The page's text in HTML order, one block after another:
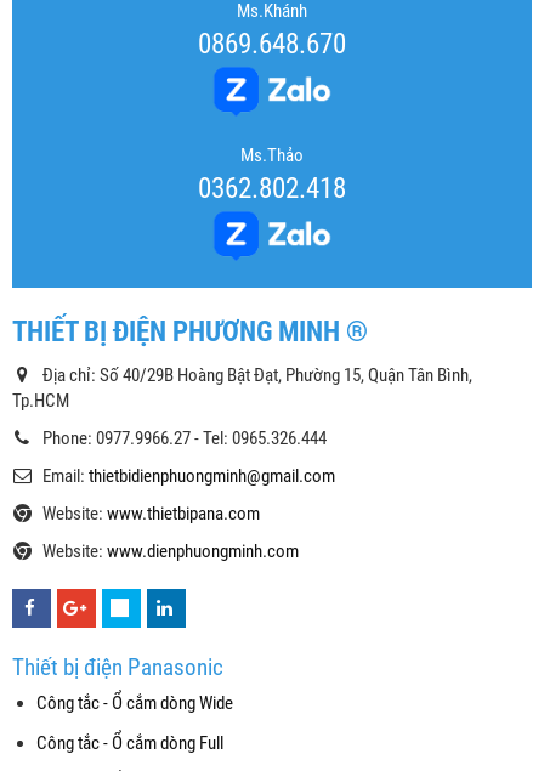
Ms.Khánh
0869.648.670
Ms.Thảo
0362.802.418
THIẾT BỊ ĐIỆN PHƯƠNG MINH ®
Địa chỉ: Số 40/29B Hoàng Bật Đạt, Phường 15, Quận Tân Bình,
Tp.HCM
Phone: 0977.9966.27 - Tel: 0965.326.444
Email: thietbidienphuongminh@gmail.com
Website: www.thietbipana.com
Website: www.dienphuongminh.com
Thiết bị điện Panasonic
Công tắc - Ổ cắm dòng Wide
Công tắc - Ổ cắm dòng Full